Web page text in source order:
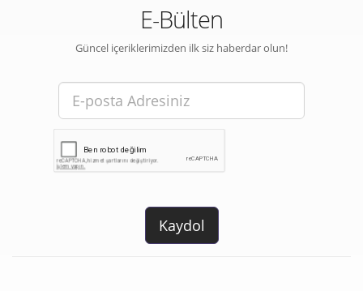
E-Bülten
Güncel içeriklerimizden ilk siz haberdar olun!